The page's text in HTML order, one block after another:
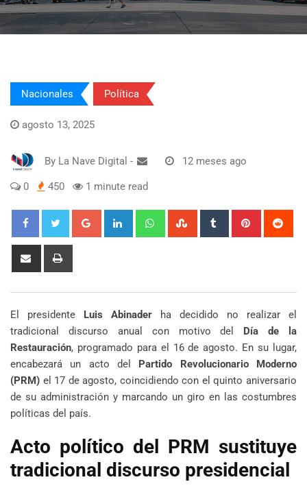
Nacionales Política
agosto 13, 2025
By La Nave Digital - 12 meses ago
0 450 1 minute read
Google+ LinkedIn WhatsappStumbleUpon
Tumblr Pinterest
Share
El presidente Luis Abinader ha decidido no realizar el
tradicional discurso anual con motivo del Día de la
Restauración, programado para el 16 de agosto. En su lugar,
encabezará un acto del Partido Revolucionario Moderno
(PRM) el 17 de agosto, coincidiendo con el quinto aniversario
de su administración y marcando un giro en las costumbres
políticas del país.
Acto político del PRM sustituye
tradicional discurso presidencial